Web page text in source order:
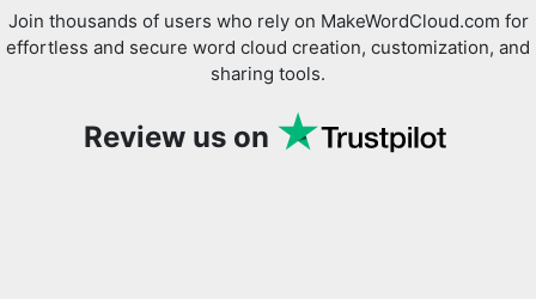
Join thousands of users who rely on MakeWordCloud.com for
effortless and secure word cloud creation, customization, and
sharing tools.
Review us on